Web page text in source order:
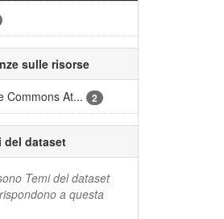
sulle risorse
Commons At...
2
del dataset
Temi del dataset
a questa